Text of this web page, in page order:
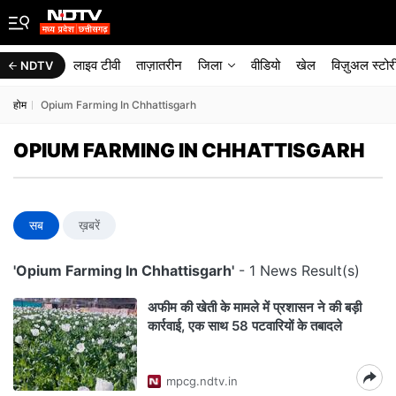
NDTV लाइव टीवी ताज़ातरीन जिला वीडियो खेल विज़ुअल
होम Opium Farming In Chhattisgarh
OPIUM FARMING IN CHHATTISGARH
सब ख़बरें
'Opium Farming In Chhattisgarh' - 1 News Result(s)
अफीम की खेती के मामले में प्रशासन ने की बड़ी
कार्रवाई, एक साथ 58 पटवारियों के तबादले
mpcg.ndtv.in